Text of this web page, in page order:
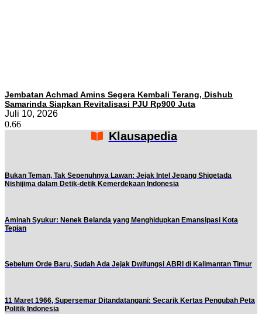
Jembatan Achmad Amins Segera Kembali Terang, Dishub
Samarinda Siapkan Revitalisasi PJU Rp900 Juta
Juli 10, 2026
Klausapedia
Bukan Teman, Tak Sepenuhnya Lawan: Jejak Intel Jepang Shigetada
Nishijima dalam Detik-detik Kemerdekaan Indonesia
Aminah Syukur: Nenek Belanda yang Menghidupkan Emansipasi Kota
Tepian
Sebelum Orde Baru, Sudah Ada Jejak Dwifungsi ABRI di Kalimantan Timur
11 Maret 1966, Supersemar Ditandatangani: Secarik Kertas Pengubah Peta
Politik Indonesia